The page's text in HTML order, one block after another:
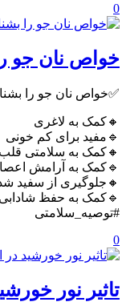
0
خواص نان جو
✅خواص نان جو را
🔸کمک به لاغری
🔹مفید برای کم خونی
🔸کمک به سلامتی قلب
🔹کمک به آرامش
🔸جلوگیری از سفید
🔹کمک به حفظ
#توصیه_سلامتی
0
تاثیر نور